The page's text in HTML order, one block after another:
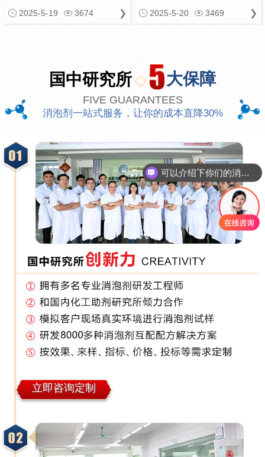
2025-5-19 3674 2025-5-20 3469
国中研究所 大保障
FIVE GUARANTEES
消泡剂一站式服务，让你的成本直降30%
立即咨询定制
可以介绍下你们的消泡剂么
你们是怎么收费的呢